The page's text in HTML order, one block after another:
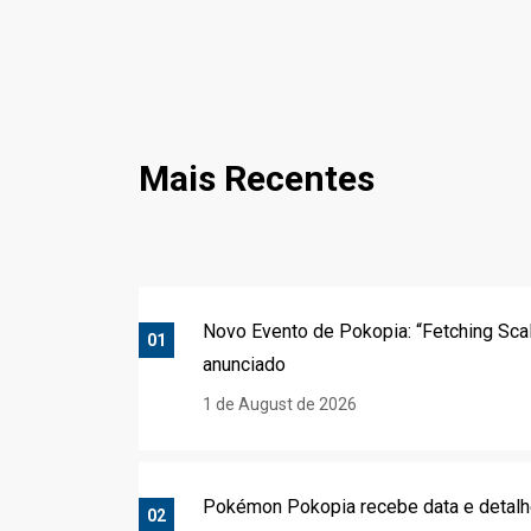
Mais Recentes
01
Novo Evento de Pokopia: “Fetching
anunciado
1 de August de 2026
02
Pokémon Pokopia recebe data e